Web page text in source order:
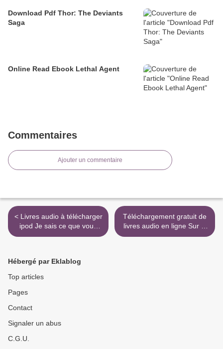
Download Pdf Thor: The Deviants
Saga
Online Read Ebook Lethal Agent
Commentaires
Ajouter un commentaire
< Livres audio à télécharger
ipod Je sais ce que vous
pensez ! ePub iBook PDB
Téléchargement gratuit de
livres audio en ligne Sur le
fil par Estelle Maskame in
Hébergé par Eklablog
Top articles
Pages
Contact
Signaler un abus
C.G.U.